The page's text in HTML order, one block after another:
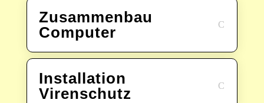
Zusammenbau
Computer
Installation
Virenschutz